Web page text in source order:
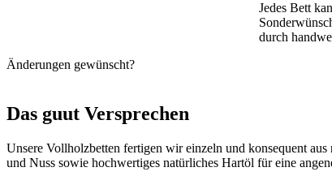
Jedes Bett
durch
Änderungen gewünscht?
Das guut Versprechen
Unsere Vollholzbetten fertigen wir einzeln und konsequent
und Nuss sowie hochwertiges natürliches Hartöl für eine